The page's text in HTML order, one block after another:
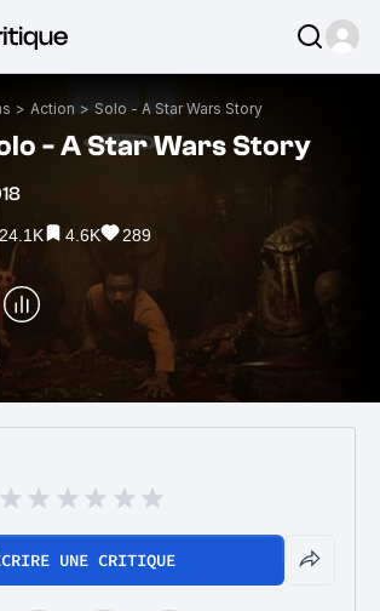
> Action > Solo - A Star Wars Story
- A Star Wars Story
24.1K 4.6K 289
UNE CRITIQUE